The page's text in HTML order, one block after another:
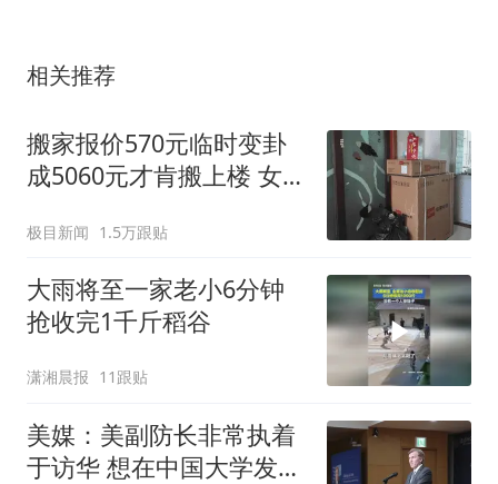
相关推荐
搬家报价570元临时变卦
成5060元才肯搬上楼 女子
极目新闻 1.5万跟贴
大雨将至一家老小6分钟
抢收完1千斤稻谷
潇湘晨报 11跟贴
美媒：美副防长非常执着
于访华 想在中国大学发表